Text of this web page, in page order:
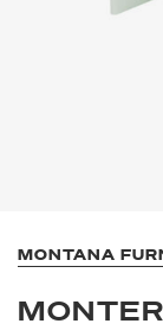
MONTANA